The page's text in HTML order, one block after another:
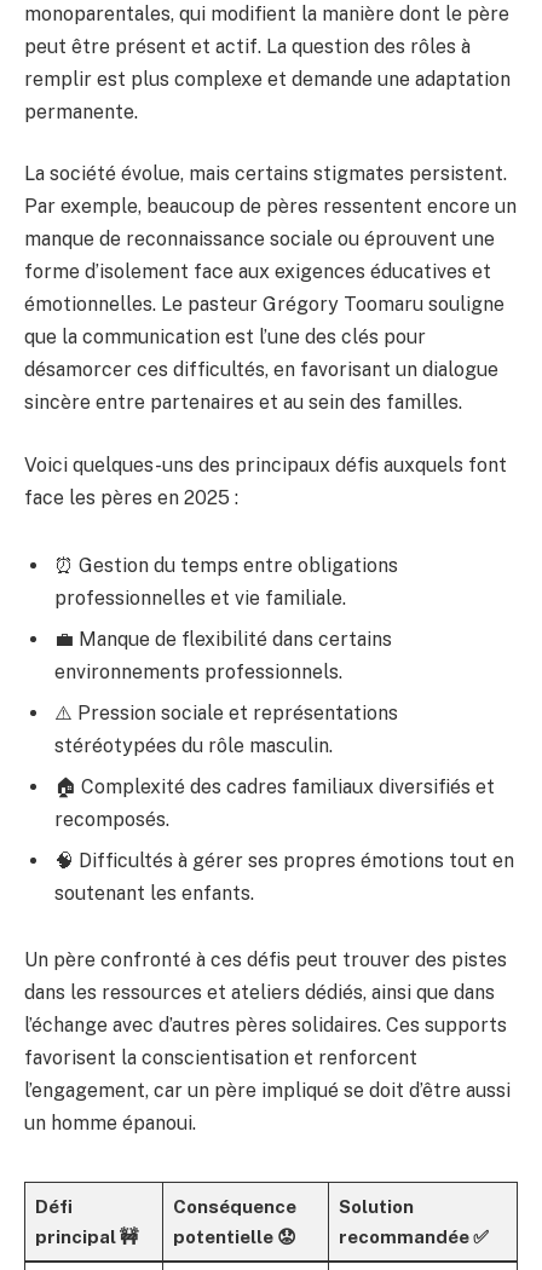
monoparentales, qui modifient la manière dont le père
peut être présent et actif. La question des rôles à
remplir est plus complexe et demande une adaptation
permanente.
La société évolue, mais certains stigmates persistent.
Par exemple, beaucoup de pères ressentent encore un
manque de reconnaissance sociale ou éprouvent une
forme d’isolement face aux exigences éducatives et
émotionnelles. Le pasteur Grégory Toomaru souligne
que la communication est l’une des clés pour
désamorcer ces difficultés, en favorisant un dialogue
sincère entre partenaires et au sein des familles.
Voici quelques-uns des principaux défis auxquels font
face les pères en 2025 :
⏰ Gestion du temps entre obligations
professionnelles et vie familiale.
💼 Manque de flexibilité dans certains
environnements professionnels.
⚠️ Pression sociale et représentations
stéréotypées du rôle masculin.
🏠 Complexité des cadres familiaux diversifiés et
recomposés.
🧠 Difficultés à gérer ses propres émotions tout en
soutenant les enfants.
Un père confronté à ces défis peut trouver des pistes
dans les ressources et ateliers dédiés, ainsi que dans
l’échange avec d’autres pères solidaires. Ces supports
favorisent la conscientisation et renforcent
l’engagement, car un père impliqué se doit d’être aussi
un homme épanoui.
Défi
principal 🚧
Conséquence
potentielle 😟
Solution
recommandée ✅